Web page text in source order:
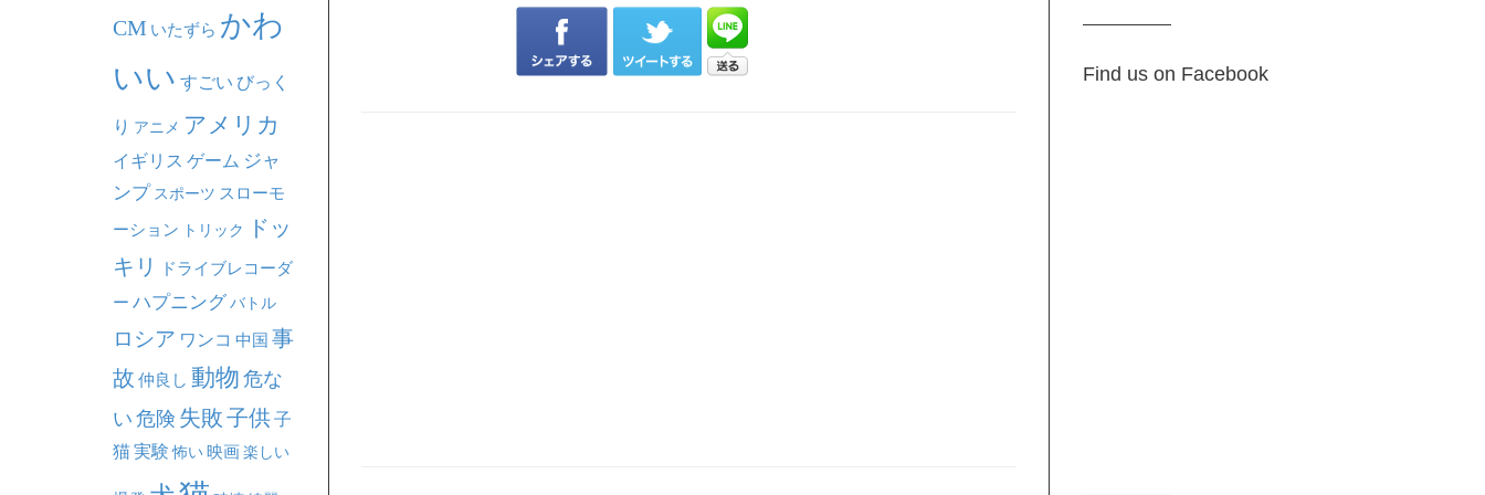
Find us on Facebook
CM いたずら かわ
いい すごい びっく
り アニメ アメリカ
イギリス ゲーム ジャ
ンプ スポーツ スローモ
ーション トリック
ドッ
キリ
ドライブレコーダ
ー ハプニング バトル
ロシア ワンコ 中国 事
故 仲良し 動物 危な
い 危険 失敗子供子
猫実験 怖い映画楽しい